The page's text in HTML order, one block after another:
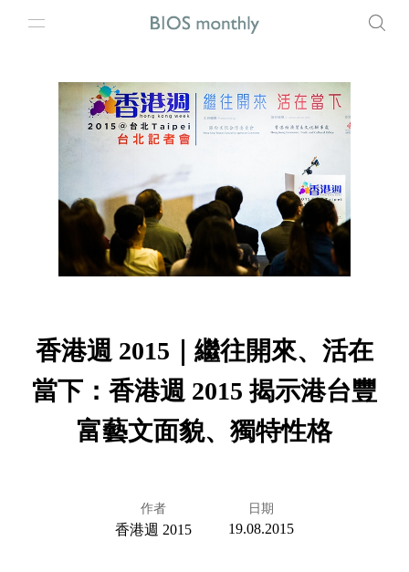
香港週 2015｜繼往開來、活在
當下：香港週 2015 揭示港台豐
富藝文面貌、獨特性格
作者
香港週 2015
日期
19.08.2015